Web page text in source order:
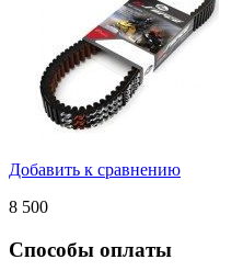
Добавить к сравнению
8 500
Способы оплаты